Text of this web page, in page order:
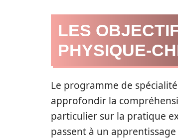
LES
PHYSIQUE-
Le programme de
approfondir la
particulier sur la pratique
passent à un